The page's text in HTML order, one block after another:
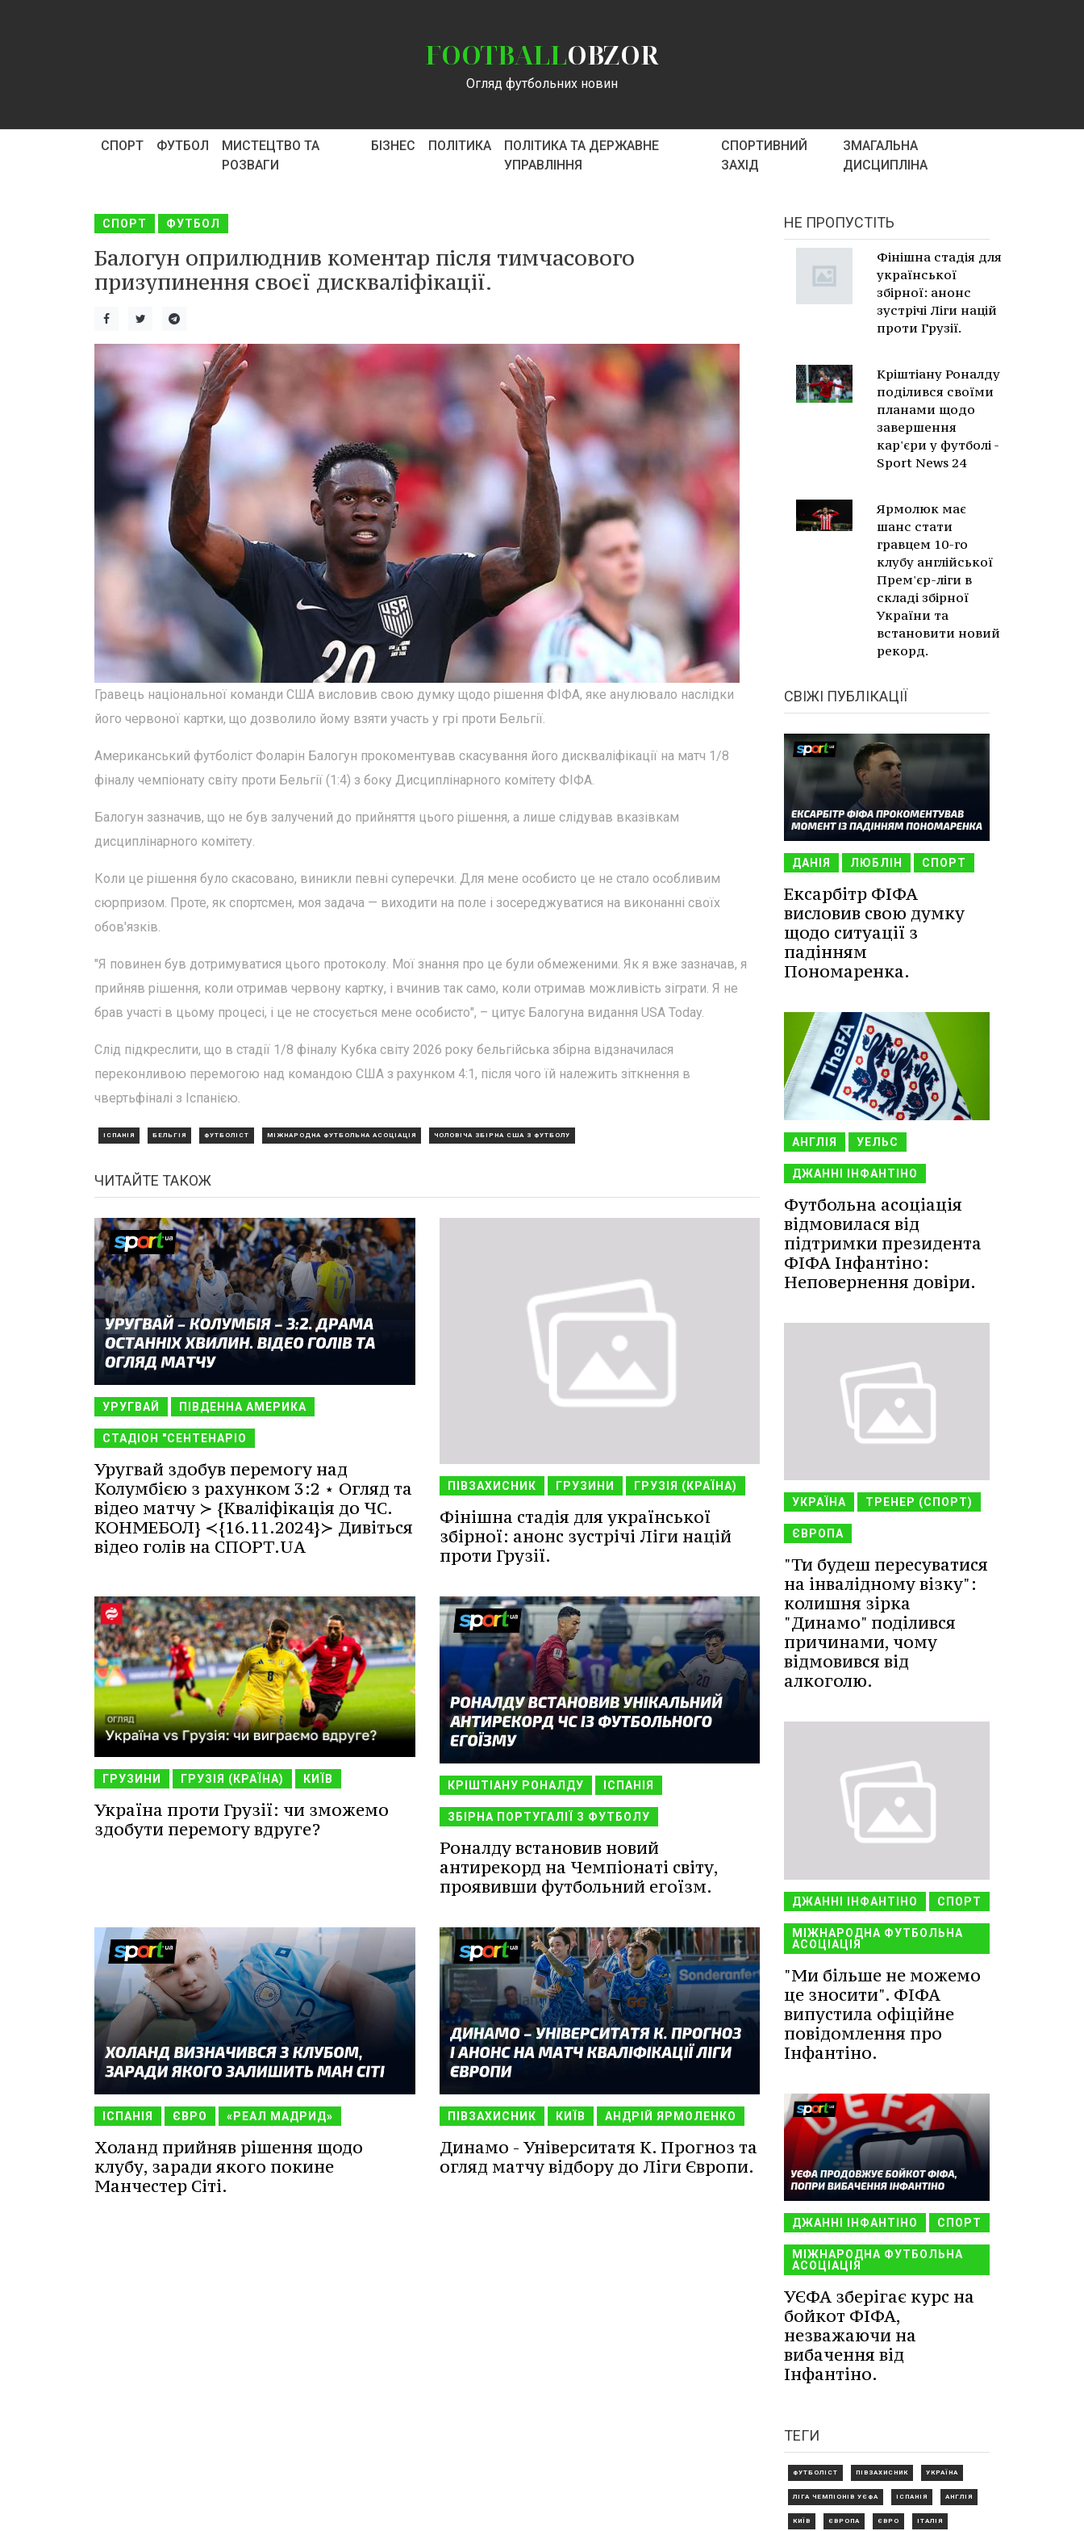
FOOTBALLOBZOR
Огляд футбольних новин
СПОРТ ФУТБОЛ
МИСТЕЦТВО ТА
РОЗВАГИ
БІЗНЕС ПОЛІТИКА
ПОЛІТИКА ТА ДЕРЖАВНЕ
УПРАВЛІННЯ
СПОРТИВНИЙ
ЗАХІД
ЗМАГАЛЬНА
ДИСЦИПЛІНА
СПОРТ ФУТБОЛ
Балогун оприлюднив коментар після тимчасового
призупинення своєї дискваліфікації.
Гравець національної команди США висловив свою думку щодо рішення ФІФА, яке анулювало наслідки
його червоної картки, що дозволило йому взяти участь у грі проти Бельгії.
Американський футболіст Фоларін Балогун прокоментував скасування його дискваліфікації на матч 1/8
фіналу чемпіонату світу проти Бельгії (1:4) з боку Дисциплінарного комітету ФІФА.
Балогун зазначив, що не був залучений до прийняття цього рішення, а лише слідував вказівкам
дисциплінарного комітету.
Коли це рішення було скасовано, виникли певні суперечки. Для мене особисто це не стало особливим
сюрпризом. Проте, як спортсмен, моя задача — виходити на поле і зосереджуватися на виконанні своїх
обов'язків.
"Я повинен був дотримуватися цього протоколу. Мої знання про це були обмеженими. Як я вже зазначав, я
прийняв рішення, коли отримав червону картку, і вчинив так само, коли отримав можливість зіграти. Я не
брав участі в цьому процесі, і це не стосується мене особисто", – цитує Балогуна видання USA Today.
Слід підкреслити, що в стадії 1/8 фіналу Кубка світу 2026 року бельгійська збірна відзначилася
переконливою перемогою над командою США з рахунком 4:1, після чого їй належить зіткнення в
чвертьфіналі з Іспанією.
ІСПАНІЯ БЕЛЬГІЯ ФУТБОЛІСТ МІЖНАРОДНА ФУТБОЛЬНА АСОЦІАЦІЯ ЧОЛОВІЧА ЗБІРНА США З ФУТБОЛУ
ЧИТАЙТЕ ТАКОЖ
УРУГВАЙ ПІВДЕННА АМЕРИКА
СТАДІОН "СЕНТЕНАРІО
Уругвай здобув перемогу над
Колумбією з рахунком 3:2 ⋆ Огляд та
відео матчу ≻ {Кваліфікація до ЧС.
КОНМЕБОЛ} ≺{16.11.2024}≻ Дивіться
відео голів на СПОРТ.UA
ПІВЗАХИСНИК ГРУЗИНИ ГРУЗІЯ (КРАЇНА)
Фінішна стадія для української
збірної: анонс зустрічі Ліги націй
проти Грузії.
ГРУЗИНИ ГРУЗІЯ (КРАЇНА) КИЇВ
Україна проти Грузії: чи зможемо
здобути перемогу вдруге?
КРІШТІАНУ РОНАЛДУ ІСПАНІЯ
ЗБІРНА ПОРТУГАЛІЇ З ФУТБОЛУ
Роналду встановив новий
антирекорд на Чемпіонаті світу,
проявивши футбольний егоїзм.
ІСПАНІЯ ЄВРО «РЕАЛ МАДРИД»
Холанд прийняв рішення щодо
клубу, заради якого покине
Манчестер Сіті.
ПІВЗАХИСНИК КИЇВ АНДРІЙ ЯРМОЛЕНКО
Динамо - Університатя К. Прогноз та
огляд матчу відбору до Ліги Європи.
НЕ ПРОПУСТІТЬ
Фінішна стадія для
української
збірної: анонс
зустрічі Ліги націй
проти Грузії.
Кріштіану Роналду
поділився своїми
планами щодо
завершення
кар'єри у футболі -
Sport News 24
Ярмолюк має
шанс стати
гравцем 10-го
клубу англійської
Прем'єр-ліги в
складі збірної
України та
встановити новий
рекорд.
СВІЖІ ПУБЛІКАЦІЇ
ДАНІЯ ЛЮБЛІН СПОРТ
Ексарбітр ФІФА
висловив свою думку
щодо ситуації з
падінням
Пономаренка.
АНГЛІЯ УЕЛЬС
ДЖАННІ ІНФАНТІНО
Футбольна асоціація
відмовилася від
підтримки президента
ФІФА Інфантіно:
Неповернення довіри.
УКРАЇНА ТРЕНЕР (СПОРТ)
ЄВРОПА
"Ти будеш пересуватися
на інвалідному візку":
колишня зірка
"Динамо" поділився
причинами, чому
відмовився від
алкоголю.
ДЖАННІ ІНФАНТІНО СПОРТ
МІЖНАРОДНА ФУТБОЛЬНА
АСОЦІАЦІЯ
"Ми більше не можемо
це зносити". ФІФА
випустила офіційне
повідомлення про
Інфантіно.
ДЖАННІ ІНФАНТІНО СПОРТ
МІЖНАРОДНА ФУТБОЛЬНА
АСОЦІАЦІЯ
УЄФА зберігає курс на
бойкот ФІФА,
незважаючи на
вибачення від
Інфантіно.
ТЕГИ
ФУТБОЛІСТ ПІВЗАХИСНИК УКРАЇНА
ЛІГА ЧЕМПІОНІВ УЄФА ІСПАНІЯ АНГЛІЯ
КИЇВ ЄВРОПА ЄВРО ІТАЛІЯ